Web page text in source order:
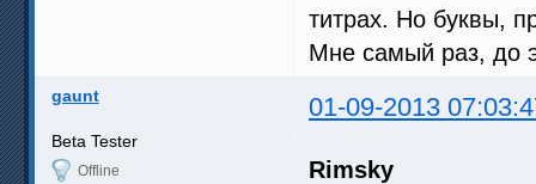
титрах. Но буквы,
Мне самый раз, до
gaunt 01-09-2013
Beta Tester
Offline
Rimsky